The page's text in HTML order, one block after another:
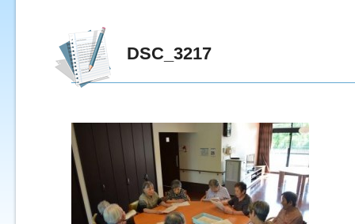
DSC_3217